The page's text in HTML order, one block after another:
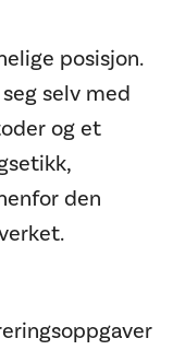
posisjon.
selv med
og et
den